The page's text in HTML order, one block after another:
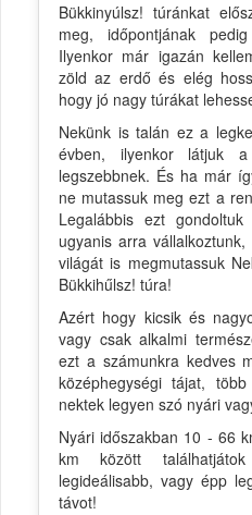
Bükkinyúlsz! túránkat
meg, időpontjának
Ilyenkor már igazán
zöld az erdő és elég
hogy jó nagy túrákat
Nekünk is talán ez a
évben, ilyenkor látjuk
legszebbnek. És ha már
ne mutassuk meg ezt a
Legalábbis ezt
ugyanis arra
világát is megmutassuk
Bükkihűlsz! túra!
Azért hogy kicsik és
vagy csak alkalmi
ezt a számunkra kedves
középhegységi tájat,
nektek legyen szó nyári
Nyári időszakban 10 - 66
km között
legideálisabb, vagy épp
távot!